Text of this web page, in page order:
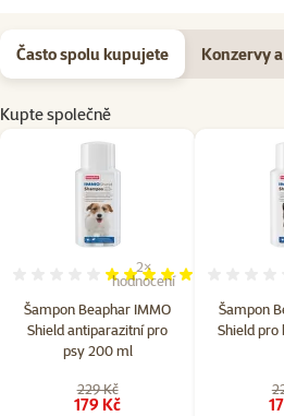
Často spolu kupujete Konzervy
Kupte společně
Šampon Beaphar IMMO
Shield antiparazitní pro
psy 200 ml
Hodnocení 100%, počet
2×
hodnocení
229 Kč
179 Kč
Šampon
Shield